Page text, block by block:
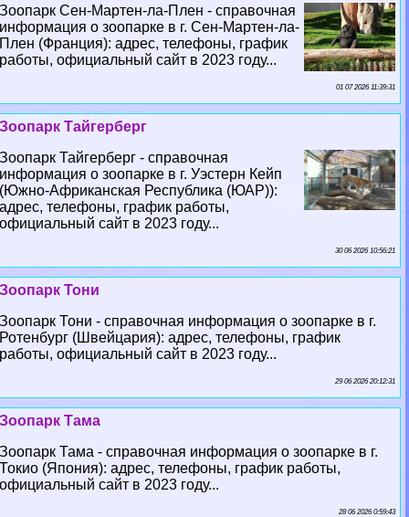
Зоопарк Сен-Мартен-ла-Плен - справочная
информация о зоопарке в г. Сен-Мартен-ла-
Плен (Франция): адрес, телефоны, график
работы, официальный сайт в 2023 году...
01 07 2026 11:39:31
Зоопарк Тайгерберг
Зоопарк Тайгерберг - справочная
информация о зоопарке в г. Уэстерн Кейп
(Южно-Африканская Республика (ЮАР)):
адрес, телефоны, график работы,
официальный сайт в 2023 году...
30 06 2026 10:56:21
Зоопарк Тони
Зоопарк Тони - справочная информация о зоопарке в г.
Ротенбург (Швейцария): адрес, телефоны, график
работы, официальный сайт в 2023 году...
29 06 2026 20:12:31
Зоопарк Тама
Зоопарк Тама - справочная информация о зоопарке в г.
Токио (Япония): адрес, телефоны, график работы,
официальный сайт в 2023 году...
28 06 2026 0:59:43